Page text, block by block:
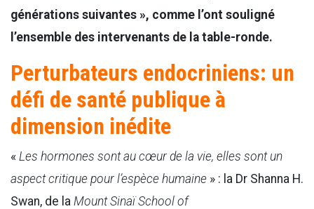
générations suivantes », comme l’ont souligné
l’ensemble des intervenants de la table-ronde.
Perturbateurs endocriniens: un
défi de santé publique à
dimension inédite
« Les hormones sont au cœur de la vie, elles sont un
aspect critique pour l’espèce humaine » : la Dr Shanna H.
Swan, de la Mount Sinaï School of